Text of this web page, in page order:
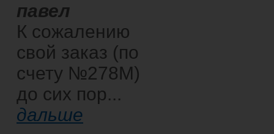
павел
К сожалению
свой заказ (по
счету №278М)
до сих пор...
дальше